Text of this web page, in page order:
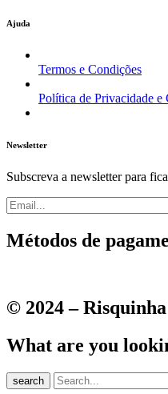
Ajuda
Termos e Condições
Política de Privacidade e
Newsletter
Subscreva a newsletter para
Métodos de
© 2024 –
What are you
search